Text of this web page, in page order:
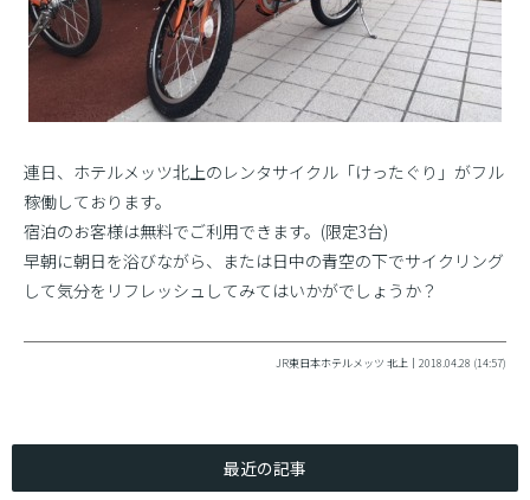
連日、ホテルメッツ北上のレンタサイクル「けったぐり」がフル
稼働しております。
宿泊のお客様は無料でご利用できます。(限定3台)
早朝に朝日を浴びながら、または日中の青空の下でサイクリング
して気分をリフレッシュしてみてはいかがでしょうか？
JR東日本ホテルメッツ 北上｜2018.04.28 (14:57)
最近の記事